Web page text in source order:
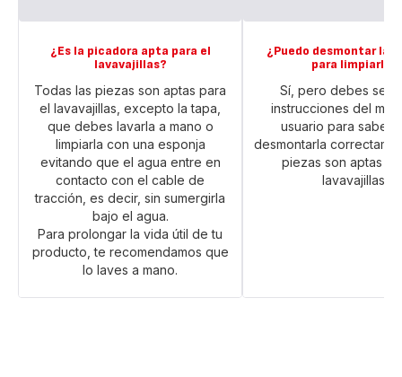
¿Es la picadora apta para el
lavavajillas?
Todas las piezas son aptas para
el lavavajillas, excepto la tapa,
que debes lavarla a mano o
limpiarla con una esponja
evitando que el agua entre en
contacto con el cable de
tracción, es decir, sin sumergirla
bajo el agua.
Para prolongar la vida útil de tu
producto, te recomendamos que
lo laves a mano.
¿Puedo desmontar la
para limpiarla?
Sí, pero debes
instrucciones del
usuario para saber
desmontarla
piezas son aptas
lavavajillas.